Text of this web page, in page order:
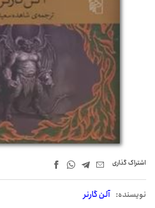
اشتراک‌ گذاری
نويسنده: آلن گارنر